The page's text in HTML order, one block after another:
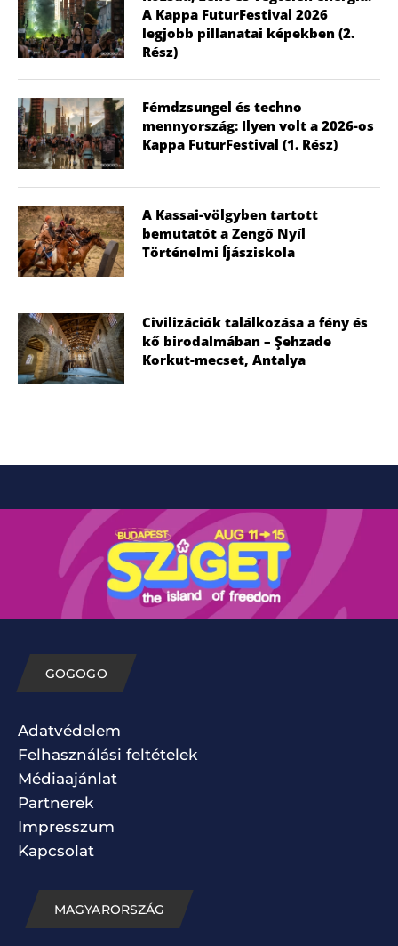
A Kappa FuturFestival 2026
legjobb pillanatai képekben (2.
Rész)
Fémdzsungel és techno
mennyország: Ilyen volt a 2026-os
Kappa FuturFestival (1. Rész)
A Kassai-völgyben tartott
bemutatót a Zengő Nyíl
Történelmi Íjásziskola
Civilizációk találkozása a fény és
kő birodalmában – Şehzade
Korkut-mecset, Antalya
GOGOGO
Adatvédelem
Felhasználási feltételek
Médiaajánlat
Partnerek
Impresszum
Kapcsolat
MAGYARORSZÁG